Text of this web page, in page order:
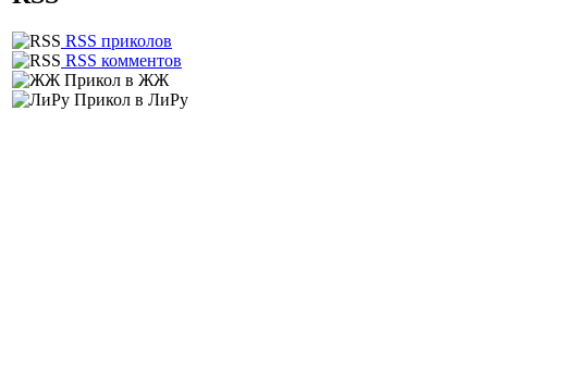
RSS приколов
RSS комментов
Прикол в ЖЖ
Прикол в ЛиРу